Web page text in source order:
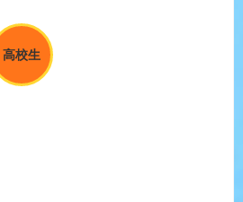
高校生